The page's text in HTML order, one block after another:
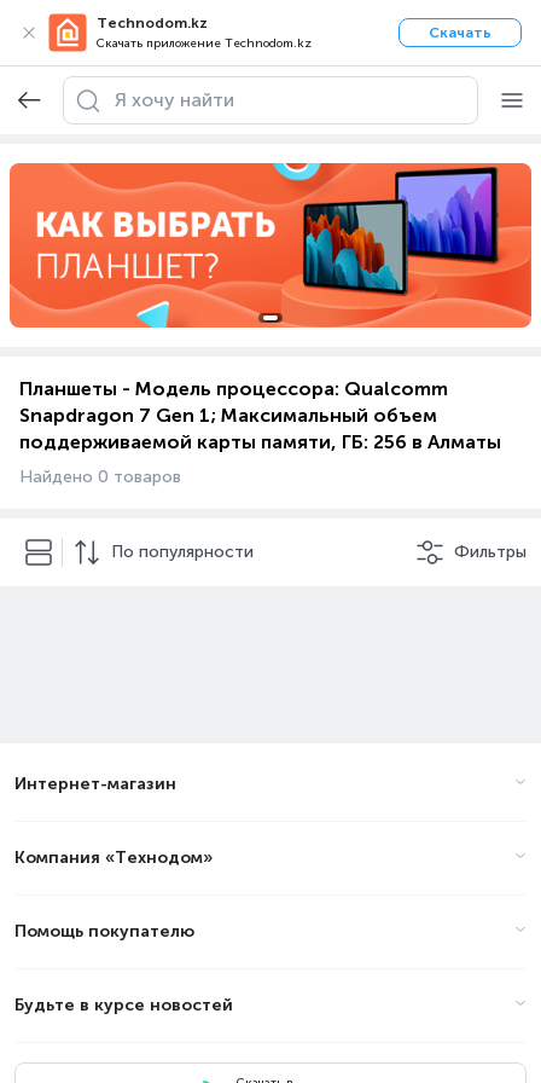
Technodom.kz
Скачать приложение Technodom.kz
Скачать
Планшеты - Модель процессора: Qualcomm
Snapdragon 7 Gen 1; Максимальный объем
поддерживаемой карты памяти, ГБ: 256 в Алматы
Найдено 0 товаров
По популярности Фильтры
Интернет-магазин
Компания «Технодом»
Помощь покупателю
Будьте в курсе новостей